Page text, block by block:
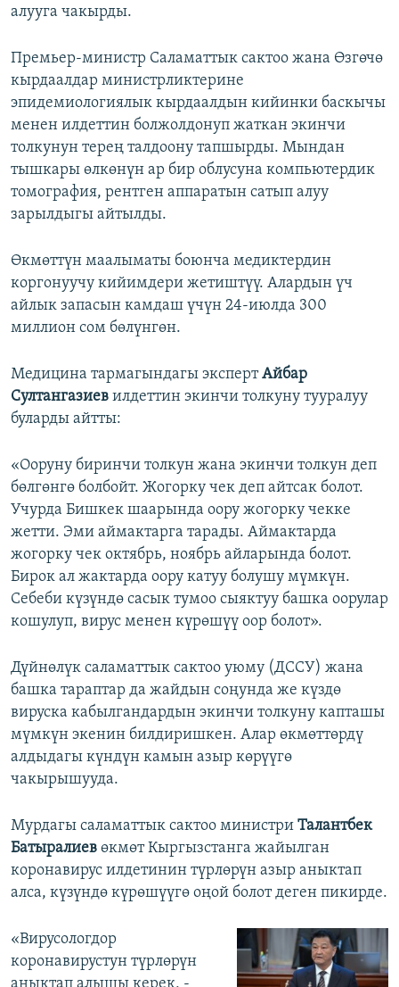
алууга чакырды.
Премьер-министр Саламаттык сактоо жана Өзгөчө
кырдаалдар министрликтерине
эпидемиологиялык кырдаалдын кийинки баскычы
менен илдеттин болжолдонуп жаткан экинчи
толкунун терең талдоону тапшырды. Мындан
тышкары өлкөнүн ар бир облусуна компьютердик
томография, рентген аппаратын сатып алуу
зарылдыгы айтылды.
Өкмөттүн маалыматы боюнча медиктердин
коргонуучу кийимдери жетиштүү. Алардын үч
айлык запасын камдаш үчүн 24-июлда 300
миллион сом бөлүнгөн.
Медицина тармагындагы экспертАйбар
Султангазиев илдеттин экинчи толкуну тууралуу
буларды айтты:
«Ооруну биринчи толкун жана экинчи толкун деп
бөлгөнгө болбойт. Жогорку чек деп айтсак болот.
Учурда Бишкек шаарында оору жогорку чекке
жетти. Эми аймактарга тарады. Аймактарда
жогорку чек октябрь, ноябрь айларында болот.
Бирок ал жактарда оору катуу болушу мүмкүн.
Себеби күзүндө сасык тумоо сыяктуу башка оорулар
кошулуп, вирус менен күрөшүү оор болот».
Дүйнөлүк саламаттык сактоо уюму (ДССУ) жана
башка тараптар да жайдын соңунда же күздө
вируска кабылгандардын экинчи толкуну капташы
мүмкүн экенин билдиришкен. Алар өкмөттөрдү
алдыдагы күндүн камын азыр көрүүгө
чакырышууда.
Мурдагы саламаттык сактоо министри Талантбек
Батыралиев өкмөт Кыргызстанга жайылган
коронавирус илдетинин түрлөрүн азыр аныктап
алса, күзүндө күрөшүүгө оңой болот деген пикирде.
«Вирусологдор
коронавирустун түрлөрүн